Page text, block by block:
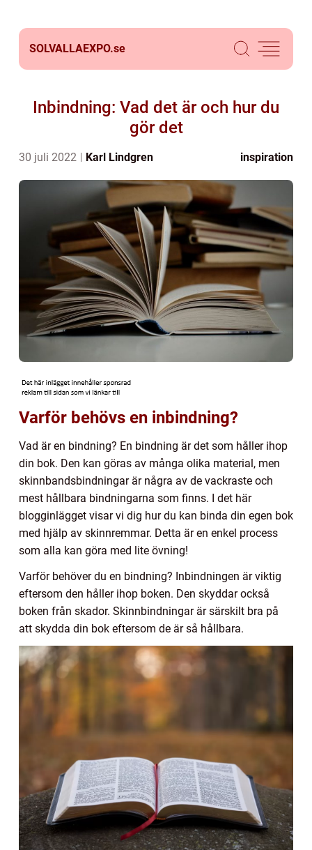
SOLVALLAEXPO.se
Inbindning: Vad det är och hur du
gör det
30 juli 2022 Karl Lindgren inspiration
Varför behövs en inbindning?
Vad är en bindning? En bindning är det som håller ihop
din bok. Den kan göras av många olika material, men
skinnbandsbindningar är några av de vackraste och
mest hållbara bindningarna som finns. I det här
blogginlägget visar vi dig hur du kan binda din egen bok
med hjälp av skinnremmar. Detta är en enkel process
som alla kan göra med lite övning!
Varför behöver du en bindning? Inbindningen är viktig
eftersom den håller ihop boken. Den skyddar också
boken från skador. Skinnbindningar är särskilt bra på
att skydda din bok eftersom de är så hållbara.